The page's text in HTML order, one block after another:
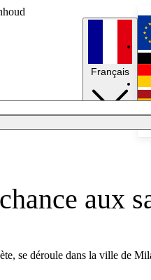
Français
aux
se déroule dans la ville de